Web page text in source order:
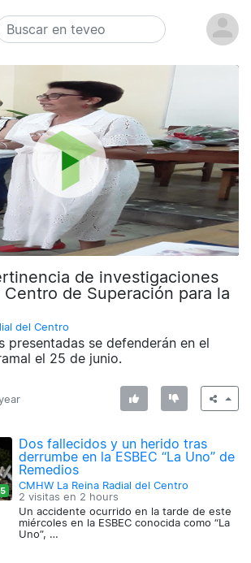
de investigaciones
de Superación para la
del Centro
presentadas se defenderán en el
el 25 de junio.
Dos fallecidos y un herido tras
derrumbe en la ESBEC “La Uno” de
Remedios
CMHW La Reina Radial del Centro
2 visitas en 2 hours
Un accidente ocurrido en la tarde de este
miércoles en la ESBEC conocida como “La
Uno”, …